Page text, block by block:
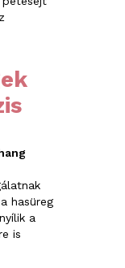
hasüreg
a
is